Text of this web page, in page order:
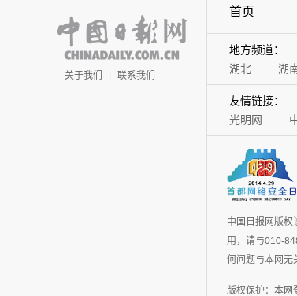
关于我们 联系我们
首页
地方频道：
湖北
湖
友情链接：
光明网
中国日报网版权
用，请与010-
何问题与本网无
版权保护：本网